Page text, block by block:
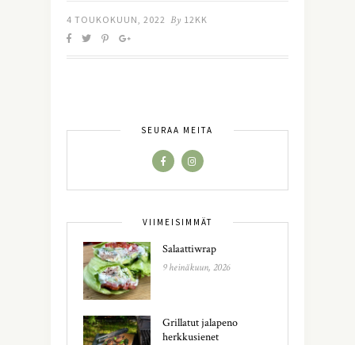
4 TOUKOKUUN, 2022 By 12KK
SEURAA MEITÄ
VIIMEISIMMÄT
Salaattiwrap
9 heinäkuun, 2026
Grillatut jalapeno
herkkusienet